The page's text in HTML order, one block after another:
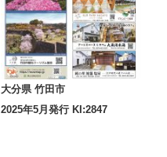
大分県 竹田市
2025年5月発行 KI:2847